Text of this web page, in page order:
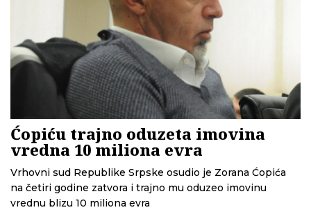
Ćopiću trajno oduzeta imovina
vredna 10 miliona evra
Vrhovni sud Republike Srpske osudio je Zorana Ćopića
na četiri godine zatvora i trajno mu oduzeo imovinu
vrednu blizu 10 miliona evra